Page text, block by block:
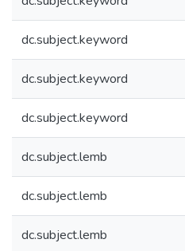
dc.subject.keyword
dc.subject.keyword
dc.subject.keyword
dc.subject.lemb
dc.subject.lemb
dc.subject.lemb